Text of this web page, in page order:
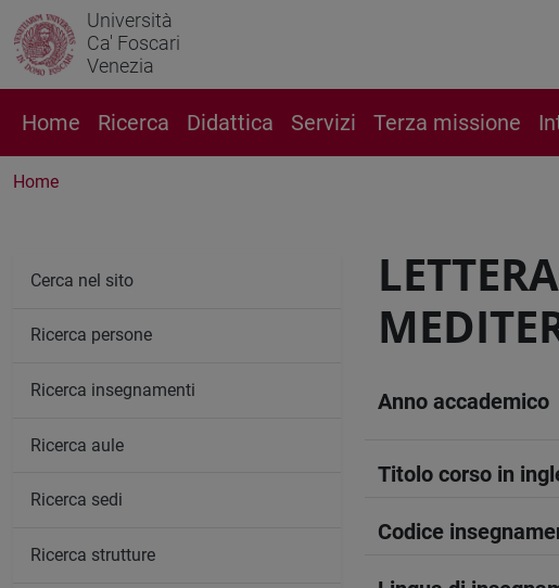
Università
Ca' Foscari
Venezia
Home Ricerca Didattica Servizi Terza missione
Home
Anno accademico
Titolo corso in
Codice
Cerca nel sito
Ricerca persone
Ricerca insegnamenti
Ricerca aule
Ricerca sedi
Ricerca strutture